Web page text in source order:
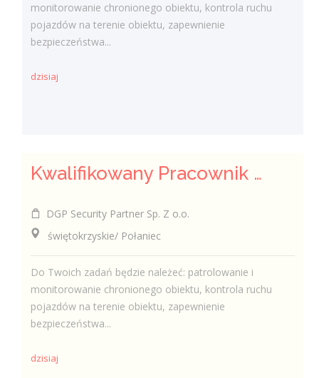
monitorowanie chronionego obiektu, kontrola ruchu
pojazdów na terenie obiektu, zapewnienie
bezpieczeństwa...
dzisiaj
Kwalifikowany Pracownik / Kwalifikowana Pracowniczka Ochrony
DGP Security Partner Sp. Z o.o.
świętokrzyskie/ Połaniec
Do Twoich zadań będzie należeć: patrolowanie i
monitorowanie chronionego obiektu, kontrola ruchu
pojazdów na terenie obiektu, zapewnienie
bezpieczeństwa...
dzisiaj